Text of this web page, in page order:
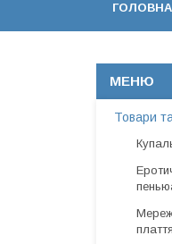
ГОЛОВНА
Товари